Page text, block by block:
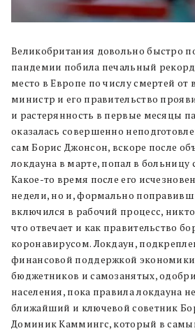
Великобритания довольно быстро
пандемии побила печальный
место в Европе по числу смертей от
министр и его правительство
и растерянность в первые месяцы
оказалась совершенно
сам Борис Джонсон, вскоре после
локдауна в марте, попал в больницу
Какое-то время после его
недели, но и, формально
включился в рабочий процесс,
что отвечает и как правительство
коронавирусом. Локдаун,
финансовой поддержкой экономики
бюджетников и самозанятых,
населения, пока правила локдауна
ближайший и ключевой советник
Доминик Каммингс, который в